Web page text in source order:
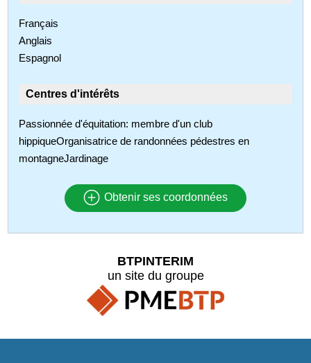
Français
Anglais
Espagnol
Centres d'intérêts
Passionnée d'équitation: membre d'un club
hippiqueOrganisatrice de randonnées pédestres en
montagneJardinage
Obtenir ses coordonnées
BTPINTERIM
un site du groupe